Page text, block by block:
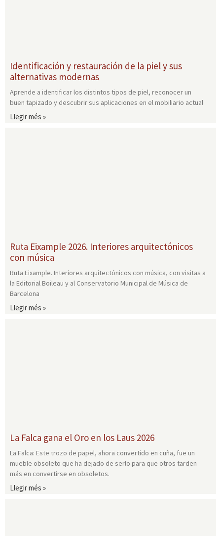
Identificación y restauración de la piel y sus
alternativas modernas
Aprende a identificar los distintos tipos de piel, reconocer un
buen tapizado y descubrir sus aplicaciones en el mobiliario actual
Llegir més »
Ruta Eixample 2026. Interiores arquitectónicos
con música
Ruta Eixample. Interiores arquitectónicos con música, con visitas a
la Editorial Boileau y al Conservatorio Municipal de Música de
Barcelona
Llegir més »
La Falca gana el Oro en los Laus 2026
La Falca: Este trozo de papel, ahora convertido en cuña, fue un
mueble obsoleto que ha dejado de serlo para que otros tarden
más en convertirse en obsoletos.
Llegir més »